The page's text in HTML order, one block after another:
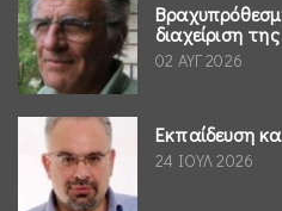
διαχείριση
02 ΑΥΓ 2026
Εκπαίδευση
24 ΙΟΥΛ 2026